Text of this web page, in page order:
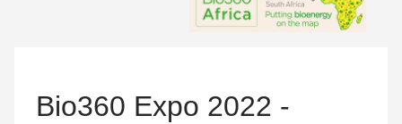
Bio360 Expo 2022 -